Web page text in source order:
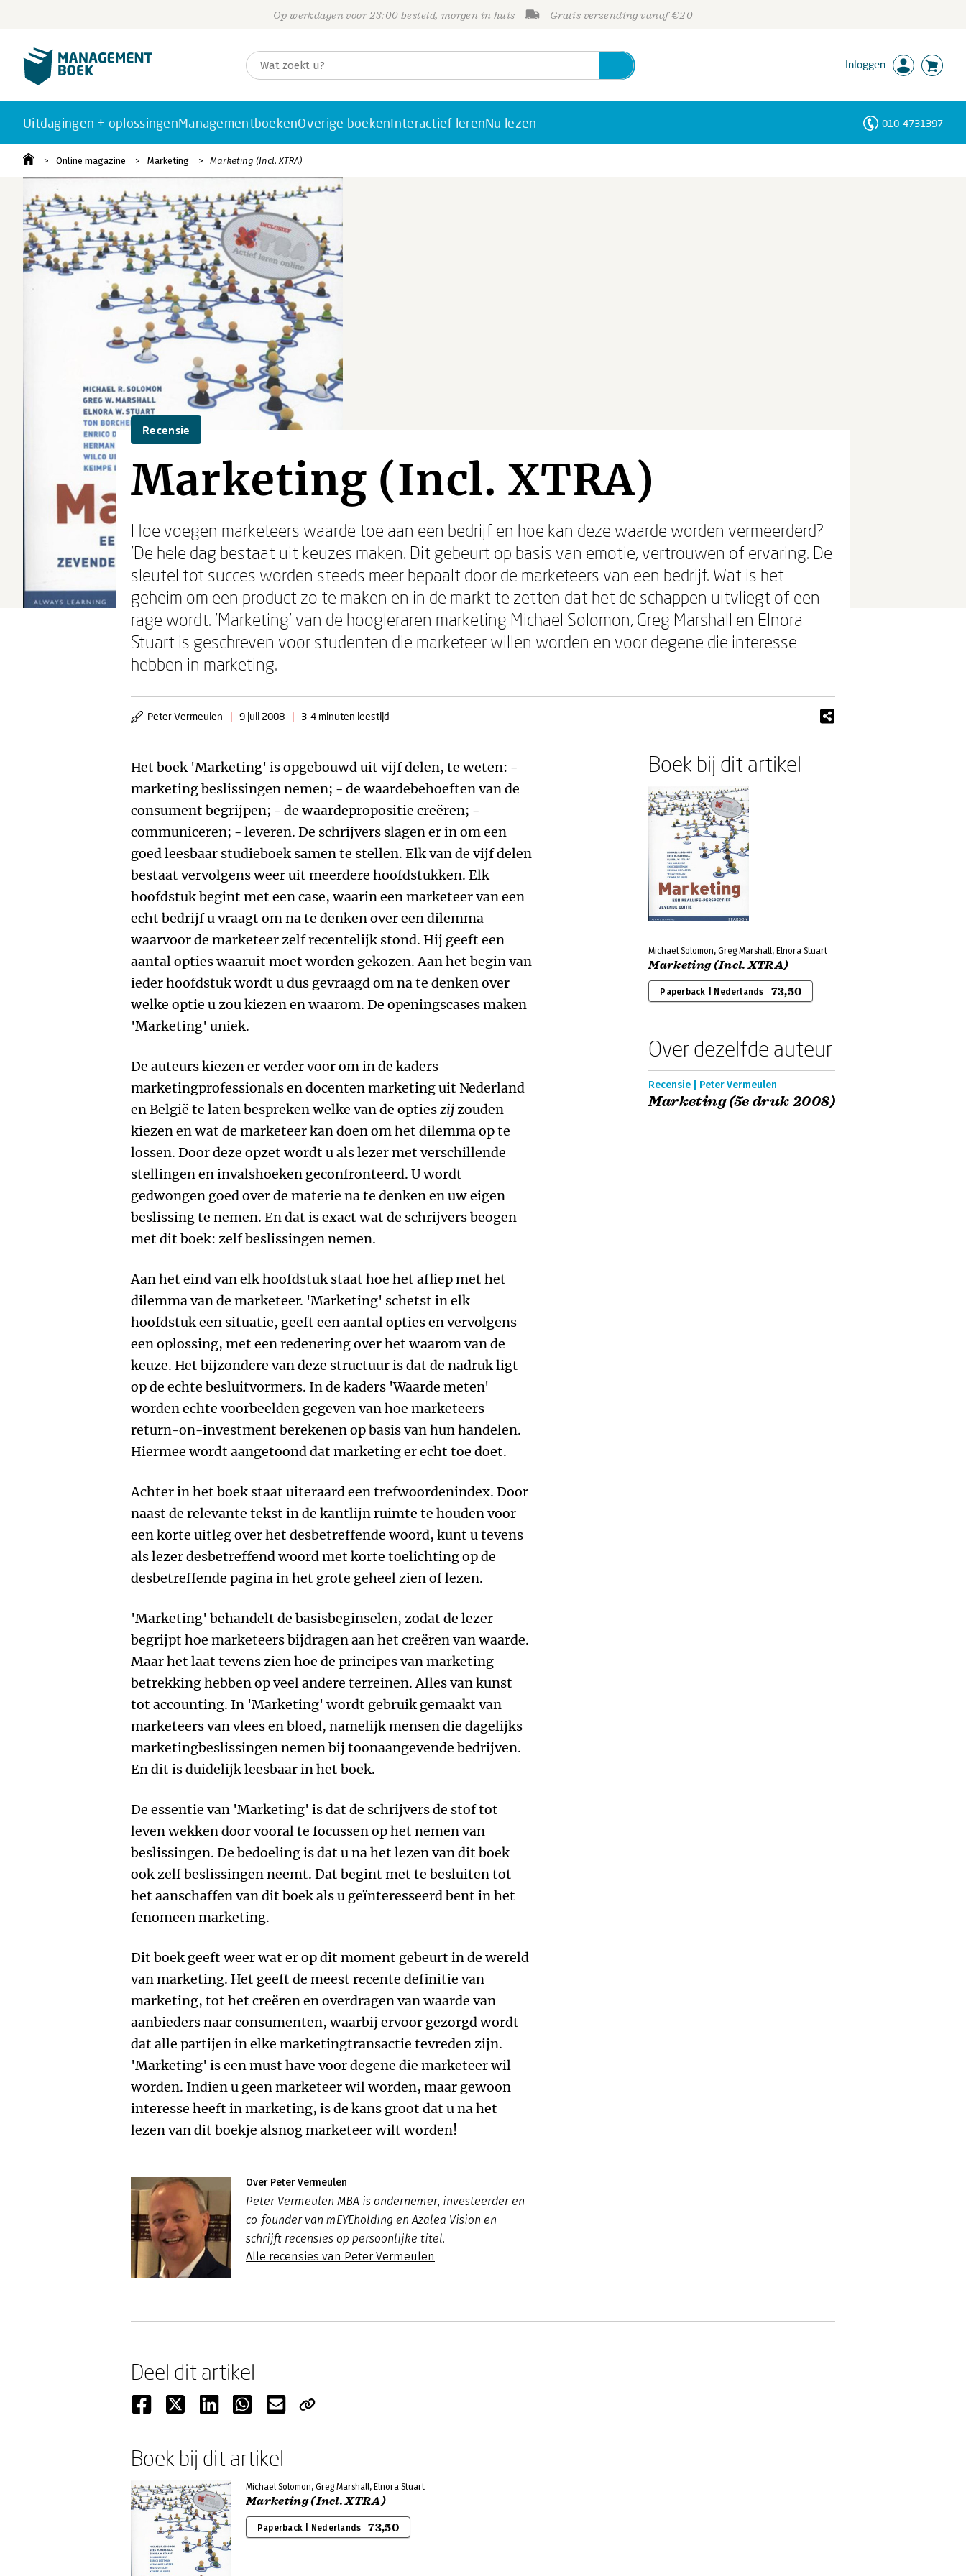
Op werkdagen voor 23:00 besteld, morgen in huis Gratis verzending vanaf €20
Inloggen
Uitdagingen + oplossingenManagementboekenOverige boekenInteractief lerenNu lezen 010-4731397
Online magazine Marketing Marketing (Incl. XTRA)
Recensie
Marketing (Incl. XTRA)
Hoe voegen marketeers waarde toe aan een bedrijf en hoe kan deze waarde worden vermeerderd?
'De hele dag bestaat uit keuzes maken. Dit gebeurt op basis van emotie, vertrouwen of ervaring. De
sleutel tot succes worden steeds meer bepaalt door de marketeers van een bedrijf. Wat is het
geheim om een product zo te maken en in de markt te zetten dat het de schappen uitvliegt of een
rage wordt. 'Marketing' van de hoogleraren marketing Michael Solomon, Greg Marshall en Elnora
Stuart is geschreven voor studenten die marketeer willen worden en voor degene die interesse
hebben in marketing.
Peter Vermeulen | 9 juli 2008 | 3-4 minuten leestijd
Het boek 'Marketing' is opgebouwd uit vijf delen, te weten: -
marketing beslissingen nemen; - de waardebehoeften van de
consument begrijpen; - de waardepropositie creëren; -
communiceren; - leveren. De schrijvers slagen er in om een
goed leesbaar studieboek samen te stellen. Elk van de vijf delen
bestaat vervolgens weer uit meerdere hoofdstukken. Elk
hoofdstuk begint met een case, waarin een marketeer van een
echt bedrijf u vraagt om na te denken over een dilemma
waarvoor de marketeer zelf recentelijk stond. Hij geeft een
aantal opties waaruit moet worden gekozen. Aan het begin van
ieder hoofdstuk wordt u dus gevraagd om na te denken over
welke optie u zou kiezen en waarom. De openingscases maken
'Marketing' uniek.
De auteurs kiezen er verder voor om in de kaders
marketingprofessionals en docenten marketing uit Nederland
en België te laten bespreken welke van de optieszijzouden
kiezen en wat de marketeer kan doen om het dilemma op te
lossen. Door deze opzet wordt u als lezer met verschillende
stellingen en invalshoeken geconfronteerd. U wordt
gedwongen goed over de materie na te denken en uw eigen
beslissing te nemen. En dat is exact wat de schrijvers beogen
met dit boek: zelf beslissingen nemen.
Aan het eind van elk hoofdstuk staat hoe het afliep met het
dilemma van de marketeer. 'Marketing' schetst in elk
hoofdstuk een situatie, geeft een aantal opties en vervolgens
een oplossing, met een redenering over het waarom van de
keuze. Het bijzondere van deze structuur is dat de nadruk ligt
op de echte besluitvormers. In de kaders 'Waarde meten'
worden echte voorbeelden gegeven van hoe marketeers
return-on-investment berekenen op basis van hun handelen.
Hiermee wordt aangetoond dat marketing er echt toe doet.
Achter in het boek staat uiteraard een trefwoordenindex. Door
naast de relevante tekst in de kantlijn ruimte te houden voor
een korte uitleg over het desbetreffende woord, kunt u tevens
als lezer desbetreffend woord met korte toelichting op de
desbetreffende pagina in het grote geheel zien of lezen.
'Marketing' behandelt de basisbeginselen, zodat de lezer
begrijpt hoe marketeers bijdragen aan het creëren van waarde.
Maar het laat tevens zien hoe de principes van marketing
betrekking hebben op veel andere terreinen. Alles van kunst
tot accounting. In 'Marketing' wordt gebruik gemaakt van
marketeers van vlees en bloed, namelijk mensen die dagelijks
marketingbeslissingen nemen bij toonaangevende bedrijven.
En dit is duidelijk leesbaar in het boek.
De essentie van 'Marketing' is dat de schrijvers de stof tot
leven wekken door vooral te focussen op het nemen van
beslissingen. De bedoeling is dat u na het lezen van dit boek
ook zelf beslissingen neemt. Dat begint met te besluiten tot
het aanschaffen van dit boek als u geïnteresseerd bent in het
fenomeen marketing.
Dit boek geeft weer wat er op dit moment gebeurt in de wereld
van marketing. Het geeft de meest recente definitie van
marketing, tot het creëren en overdragen van waarde van
aanbieders naar consumenten, waarbij ervoor gezorgd wordt
dat alle partijen in elke marketingtransactie tevreden zijn.
'Marketing' is een must have voor degene die marketeer wil
worden. Indien u geen marketeer wil worden, maar gewoon
interesse heeft in marketing, is de kans groot dat u na het
lezen van dit boekje alsnog marketeer wilt worden!
Over Peter Vermeulen
Peter Vermeulen MBA is ondernemer, investeerder en
co-founder van mEYEholding en Azalea Vision en
schrijft recensies op persoonlijke titel.
Alle recensies van Peter Vermeulen
Boek bij dit artikel
Michael Solomon, Greg Marshall, Elnora Stuart
Marketing (Incl. XTRA)
Paperback | Nederlands 73,50
Over dezelfde auteur
Recensie | Peter Vermeulen
Marketing (5e druk 2008)
Deel dit artikel
Boek bij dit artikel
Michael Solomon, Greg Marshall, Elnora Stuart
Marketing (Incl. XTRA)
Paperback | Nederlands 73,50
Personen